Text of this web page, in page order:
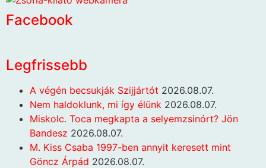
Facebook
Legfrissebb
A végén becsukják Szijjártót 2026.08.07.
Nem haldoklunk, mi így élünk 2026.08.07.
Miskolc. Toca megkapta a selyemzsinórt? Jön
Bandesz 2026.08.07.
M. Kiss Csaba 1997-ben annyit keresett mint
Göncz Árpád 2026.08.07.